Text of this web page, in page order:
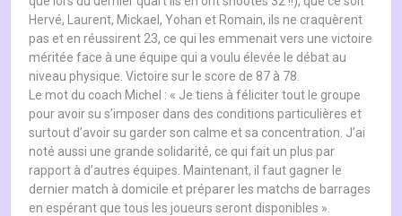
Hervé, Laurent, Mickael, Yohan et Romain, ils ne craquèrent
pas et en réussirent 23, ce qui les emmenait vers une victoire
méritée face à une équipe qui a voulu élevée le débat au
niveau physique. Victoire sur le score de 87 à 78.
Le mot du coach Michel : « Je tiens à féliciter tout le groupe
pour avoir su s’imposer dans des conditions particulières et
surtout d’avoir su garder son calme et sa concentration. J’ai
noté aussi une grande solidarité, ce qui fait un plus par
rapport à d’autres équipes. Maintenant, il faut gagner le
dernier match à domicile et préparer les matchs de barrages
en espérant que tous les joueurs seront disponibles ».